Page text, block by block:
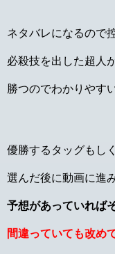
ネタバレになるので
必殺技を出した超人
勝つのでわかりやす
優勝するタッグもし
選んだ後に動画に進
予想があっていれば
間違っていても改め